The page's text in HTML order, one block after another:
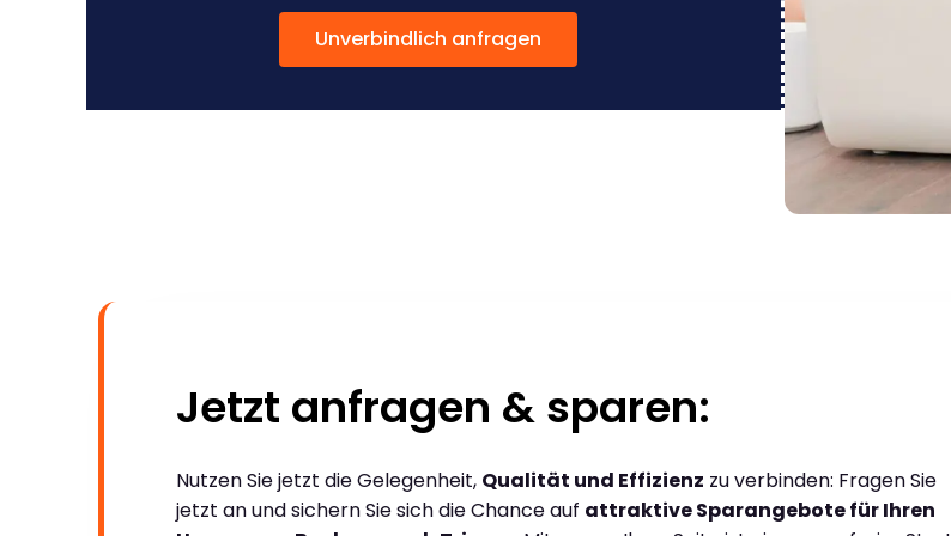
Unverbindlich anfragen
Jetzt anfragen & sparen:
Nutzen Sie jetzt die Gelegenheit, Qualität und Effizienz zu verbinden: Fragen Sie
jetzt an und sichern Sie sich die Chance auf attraktive Sparangebote für Ihren